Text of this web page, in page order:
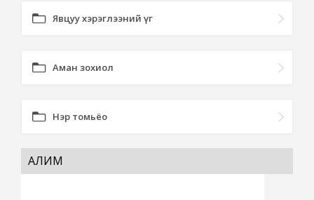
Явцуу хэрэглээний үг
Аман зохиол
Нэр томьёо
АЛИМ